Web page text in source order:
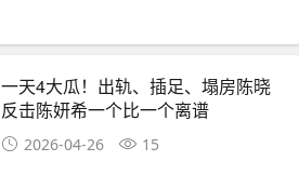
一天4大瓜！出轨、插足、塌房陈晓
反击陈妍希一个比一个离谱
2026-04-26 15